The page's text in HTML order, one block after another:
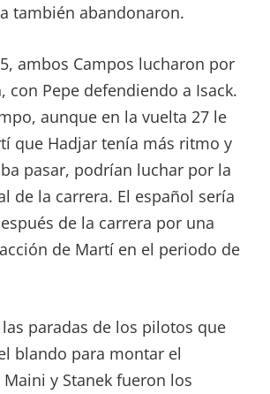
también abandonaron.
ambos Campos lucharon por
con Pepe defendiendo a Isack.
aunque en la vuelta 27 le
que Hadjar tenía más ritmo y
pasar, podrían luchar por la
de la carrera. El español sería
de la carrera por una
de Martí en el periodo de
paradas de los pilotos que
blando para montar el
y Stanek fueron los